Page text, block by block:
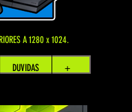
A 1280 x 1024.
DUVIDAS +